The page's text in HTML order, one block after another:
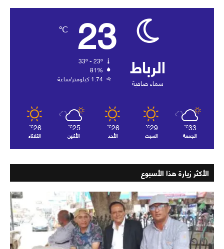
الرباط
سماء صافية
23
℃
81%
1.74 كيلومتر/ساعة
33
℃
الجمعة
29
℃
السبت
26
℃
الأحد
25
℃
الأثنين
26
℃
الثلاثاء
الأكثر زيارة هذا الأسبوع